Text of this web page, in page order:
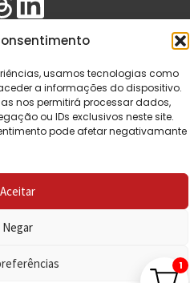
usamos tecnologias como
a informações do dispositivo.
nos permitirá processar dados,
ou IDs exclusivos neste site.
pode afetar negativamante
Aceitar
Negar
Emergência. Todos os
1